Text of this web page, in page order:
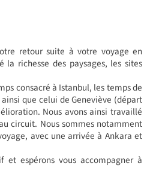
retour suite à votre voyage en
la richesse des paysages, les sites
consacré à Istanbul, les temps de
que celui de Geneviève (départ
Nous avons ainsi travaillé
circuit. Nous sommes notamment
avec une arrivée à Ankara et
et espérons vous accompagner à